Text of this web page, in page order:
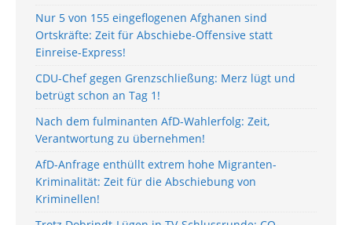
Nur 5 von 155 eingeflogenen Afghanen sind
Ortskräfte: Zeit für Abschiebe-Offensive statt
Einreise-Express!
CDU-Chef gegen Grenzschließung: Merz lügt und
betrügt schon an Tag 1!
Nach dem fulminanten AfD-Wahlerfolg: Zeit,
Verantwortung zu übernehmen!
AfD-Anfrage enthüllt extrem hohe Migranten-
Kriminalität: Zeit für die Abschiebung von
Kriminellen!